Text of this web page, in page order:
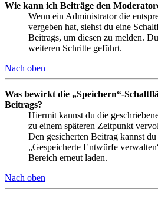
Wie kann ich Beiträge den
Wenn ein Administrator die
vergeben hat, siehst du eine
Beitrags, um diesen zu melden.
weiteren Schritte geführt.
Nach oben
Was bewirkt die „Speichern“-
Beitrags?
Hiermit kannst du die
zu einem späteren Zeitpunkt
Den gesicherten Beitrag kannst
„Gespeicherte Entwürfe
Bereich erneut laden.
Nach oben